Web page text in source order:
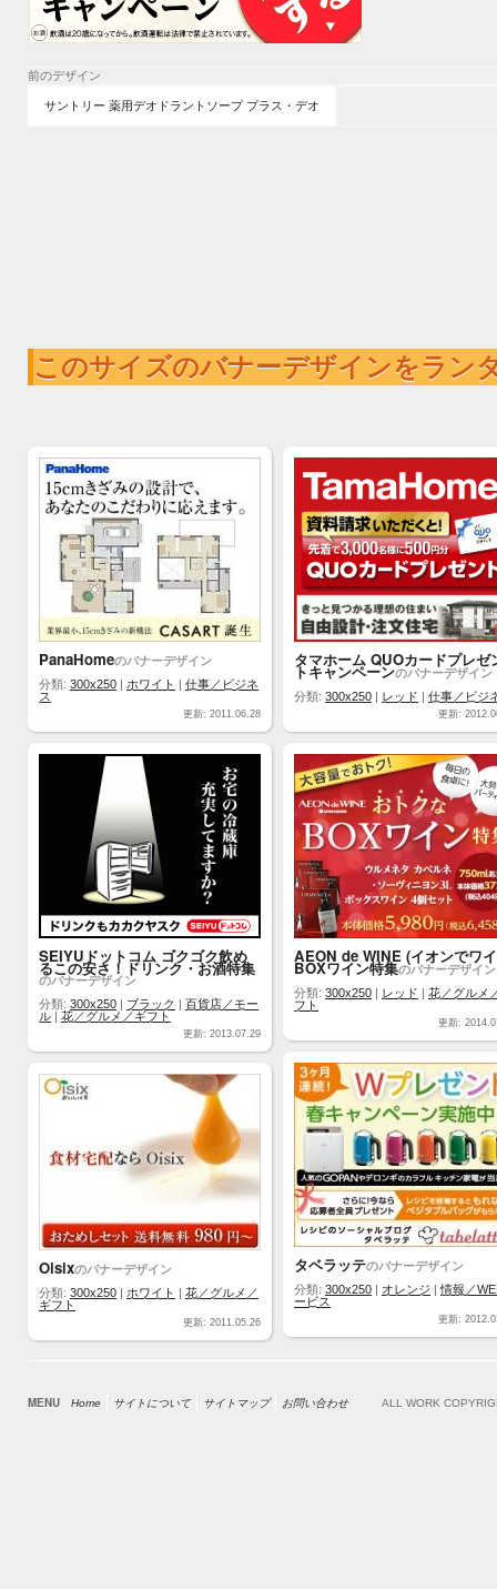
前のデザイン
サントリー 薬用デオドラントソープ プラス・デオ
このサイズのバナーデザインをラン
PanaHomeのバナーデザイン
分類: 300x250 ホワイト
仕事／ビジネ
ス
更新: 2011.06.28
タマホーム QUOカードプレゼ
トキャンペーンのバナーデザイン
分類: 300x250 レッド 仕事／ビジ
更新:
SEIYUドットコム ゴクゴク飲め
るこの安さ！ドリンク・お酒特集
のバナーデザイン
分類: 300x250 ブラック
百貨店／モー
ル
花／グルメ／ギフト
更新: 2013.07.29
AEON de WINE (イオンでワ
BOXワイン特集のバナーデザイン
分類: 300x250 レッド
花／グルメ
フト
更新:
タベラッテのバナーデザイン
分類: 300x250 オレンジ |情報／
ービス
更新:
Oisixのバナーデザイン
分類: 300x250 ホワイト
花／グルメ／
ギフト
更新: 2011.05.26
MENU Home サイトについて サイトマップ お問い合わせ ALL WORK